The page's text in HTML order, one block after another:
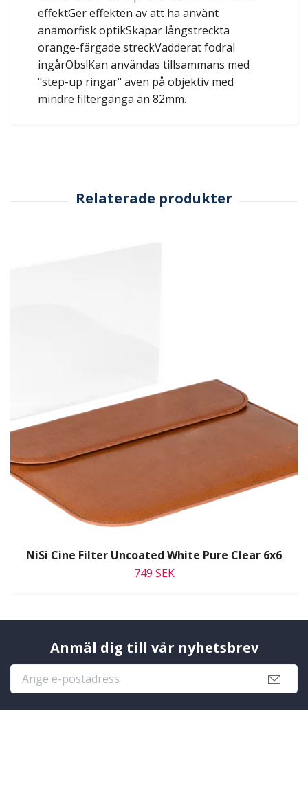
effektGer effekten av att ha använt
anamorfisk optikSkapar långstreckta
orange-färgade streckVadderat fodral
ingårObs!Kan användas tillsammans med
"step-up ringar" även på objektiv med
mindre filtergänga än 82mm.
NiSi Cine Filter Uncoated White Pure Clear 6x6
749 SEK
Anmäl dig till vår nyhetsbrev